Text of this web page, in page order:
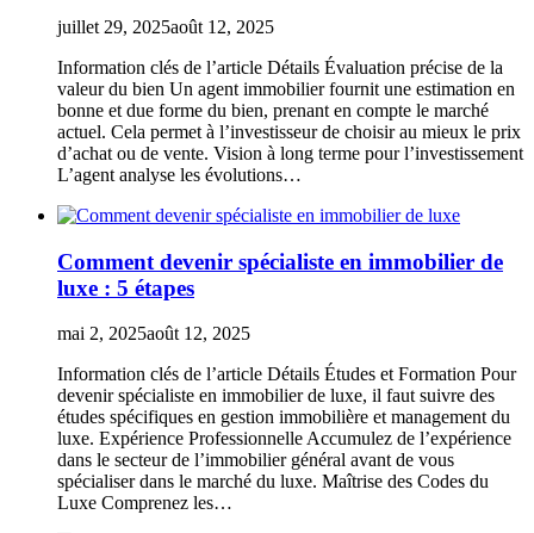
juillet 29, 2025août 12, 2025
Information clés de l’article Détails Évaluation précise de la
valeur du bien Un agent immobilier fournit une estimation en
bonne et due forme du bien, prenant en compte le marché
actuel. Cela permet à l’investisseur de choisir au mieux le prix
d’achat ou de vente. Vision à long terme pour l’investissement
L’agent analyse les évolutions…
Comment devenir spécialiste en immobilier de
luxe : 5 étapes
mai 2, 2025août 12, 2025
Information clés de l’article Détails Études et Formation Pour
devenir spécialiste en immobilier de luxe, il faut suivre des
études spécifiques en gestion immobilière et management du
luxe. Expérience Professionnelle Accumulez de l’expérience
dans le secteur de l’immobilier général avant de vous
spécialiser dans le marché du luxe. Maîtrise des Codes du
Luxe Comprenez les…